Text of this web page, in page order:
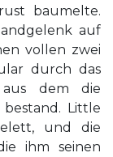
baumelte.
auf
vollen zwei
durch das
aus dem die
Little
und die
ihm seinen